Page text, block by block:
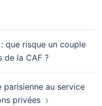
que risque un couple
de la CAF ?
parisienne au service
privées